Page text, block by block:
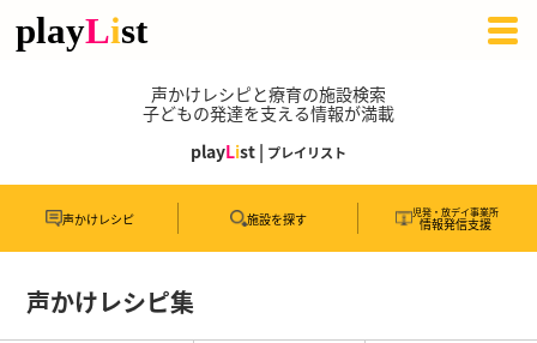
声かけレシピと療育の施設検索
子どもの発達を支える情報が満載
playList | プレイリスト
声かけレシピ 施設を探す 児発・放デイ事業所
情報発信支援
声かけレシピ集